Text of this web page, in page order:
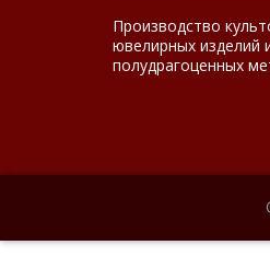
Производство
ювелирных изделий
полудрагоценных